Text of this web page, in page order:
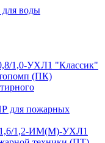
для воды
1,0-УХЛ1 "Классик"
(ПК)
для пожарных
1,2-ИМ(M)-УХЛ1